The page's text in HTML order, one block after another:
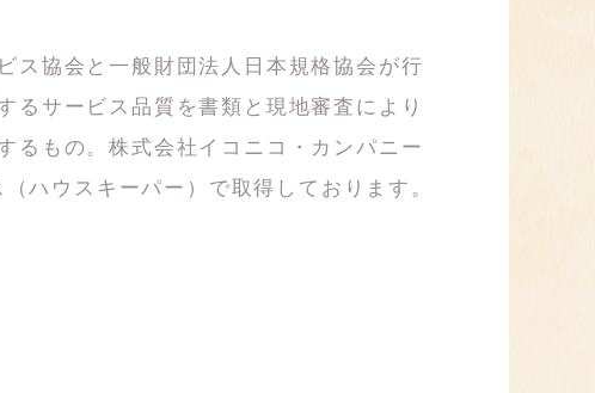
ス協会と一般財団法人日本規格協会が行
るサービス品質を書類と現地審査により
るもの。株式会社イコニコ・カンパニー
ハウスキーパー）で取得しております。